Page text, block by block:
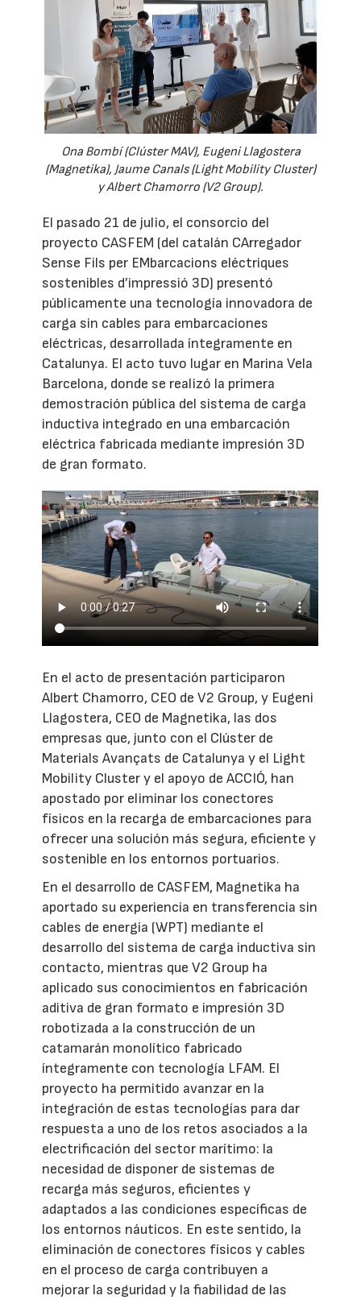
Ona Bombí (Clúster MAV), Eugeni Llagostera
(Magnetika), Jaume Canals (Light Mobility Cluster)
y Albert Chamorro (V2 Group).
El pasado 21 de julio, el consorcio del
proyecto CASFEM (del catalán CArregador
Sense Fils per EMbarcacions eléctriques
sostenibles d’impressió 3D) presentó
públicamente una tecnología innovadora de
carga sin cables para embarcaciones
eléctricas, desarrollada íntegramente en
Catalunya. El acto tuvo lugar en Marina Vela
Barcelona, donde se realizó la primera
demostración pública del sistema de carga
inductiva integrado en una embarcación
eléctrica fabricada mediante impresión 3D
de gran formato.
En el acto de presentación participaron
Albert Chamorro, CEO de V2 Group, y Eugeni
Llagostera, CEO de Magnetika, las dos
empresas que, junto con el Clúster de
Materials Avançats de Catalunya y el Light
Mobility Cluster y el apoyo de ACCIÓ, han
apostado por eliminar los conectores
físicos en la recarga de embarcaciones para
ofrecer una solución más segura, eficiente y
sostenible en los entornos portuarios.
En el desarrollo de CASFEM, Magnetika ha
aportado su experiencia en transferencia sin
cables de energía (WPT) mediante el
desarrollo del sistema de carga inductiva sin
contacto, mientras que V2 Group ha
aplicado sus conocimientos en fabricación
aditiva de gran formato e impresión 3D
robotizada a la construcción de un
catamarán monolítico fabricado
íntegramente con tecnología LFAM. El
proyecto ha permitido avanzar en la
integración de estas tecnologías para dar
respuesta a uno de los retos asociados a la
electrificación del sector marítimo: la
necesidad de disponer de sistemas de
recarga más seguros, eficientes y
adaptados a las condiciones específicas de
los entornos náuticos. En este sentido, la
eliminación de conectores físicos y cables
en el proceso de carga contribuyen a
mejorar la seguridad y la fiabilidad de las